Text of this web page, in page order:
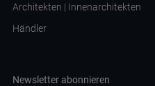
Architekten | Innenarchitekten
Händler
Newsletter abonnieren